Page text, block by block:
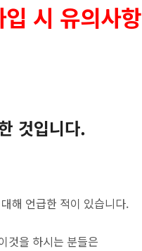
시 유의사항
것입니다.
해 언급한 적이 있습니다.
것을 하시는 분들은